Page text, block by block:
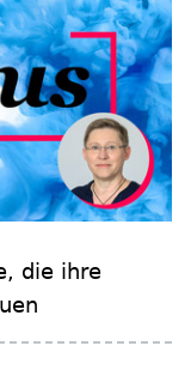
die ihre